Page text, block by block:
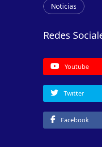
Noticias
Redes
Youtube
Twitter
Facebook